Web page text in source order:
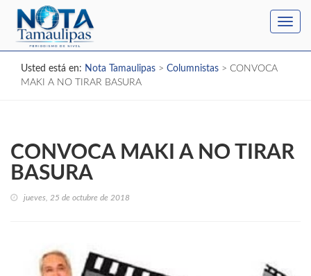
Usted está en: Nota Tamaulipas > Columnistas > CONVOCA
MAKI A NO TIRAR BASURA
CONVOCA MAKI A NO TIRAR
BASURA
jueves, 25 de octubre de 2018